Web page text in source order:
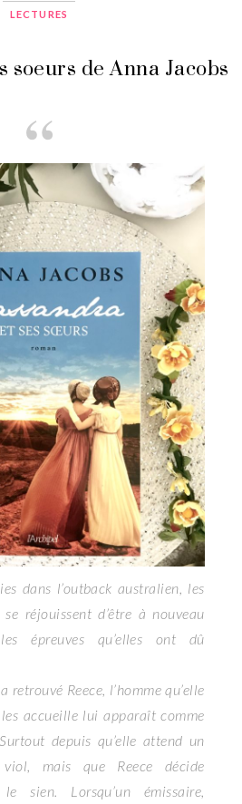
LECTURES
soeurs de Anna Jacobs
dans l’outback australien, les
réjouissent d’être à nouveau
épreuves qu’elles ont dû
retrouvé Reece, l’homme qu’elle
accueille lui apparaît comme
depuis qu’elle attend un
mais que Reece décide
sien. Lorsqu’un émissaire,